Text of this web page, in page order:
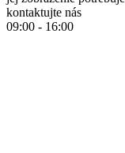
kontaktujte nás
09:00 - 16:00